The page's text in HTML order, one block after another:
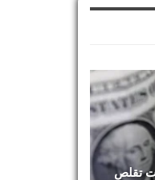
تقلص